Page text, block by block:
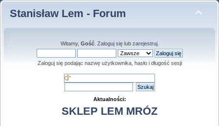
Stanisław Lem - Forum
Witamy, Gość. Zaloguj sięlub zarejestruj.
Zaloguj się podając nazwę użytkownika, hasło i długość sesji
Aktualności:
SKLEP LEM MRÓZ